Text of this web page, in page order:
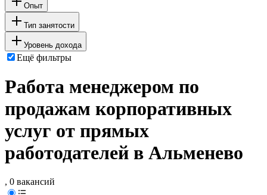
Опыт
Тип занятости
Уровень дохода
Ещё фильтры
Работа менеджером по
продажам корпоративных
услуг от прямых
работодателей в Альменево
, 0 вакансий